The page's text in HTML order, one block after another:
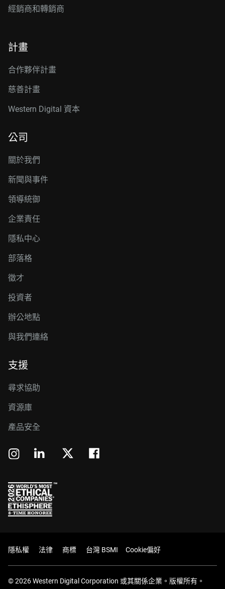
經銷商和轉銷商
計畫
合作夥伴計畫
慈善計畫
Western Digital 資本
公司
關於我們
新聞與事件
領導統御
企業責任
隱私中心
部落格
徵才
投資者
辦公地點
與我們連絡
支援
尋求協助
資源庫
產品安全
隱私權 法律 商標 台灣 BSMI Cookie偏好
© 2026 Western Digital Corporation 或其關係企業。版權所有。